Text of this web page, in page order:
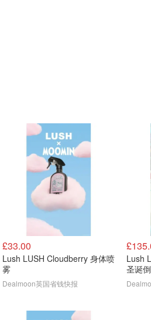
£33.00
Lush LUSH Cloudberry 身体喷
雾
Dealmoon英国省钱快报
Lush
圣诞